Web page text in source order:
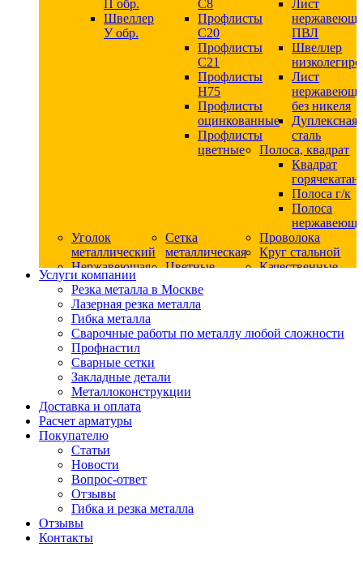
П обр.
Швеллер
У обр.
С8
Профлисты
С20
Профлисты
C21
Профлисты
Н75
Профлисты
оцинкованные
Профлисты
цветные
Лист
ПВЛ
Швеллер
Лист
без никеля
Дуплексная
сталь
Полоса, квадрат
Квадрат
Полоса г/к
Полоса
Уголок
металлический
Сетка
металлическая
Проволока
Круг стальной
Нержавеющая
сталь
Квадрат
нержавеющий
никельсодержащий
Круг
нержавеющий
безникелевый
жаропрочный
Круг
нержавеющий
никельсодержащий
Шестигранник
нержавеющий
никельсодержащий
Шестигранник
нержавеющий
безникелевый
Цветные
Шестигранник
дюралевый
дюралевый
Качественные
Услуги компании
Резка металла в Москве
Лазерная резка металла
Гибка металла
Сварочные работы по металлу любой сложности
Профнастил
Сварные сетки
Закладные детали
Металлоконструкции
Доставка и оплата
Расчет арматуры
Покупателю
Статьи
Новости
Вопрос-ответ
Отзывы
Гибка и резка металла
Отзывы
Контакты